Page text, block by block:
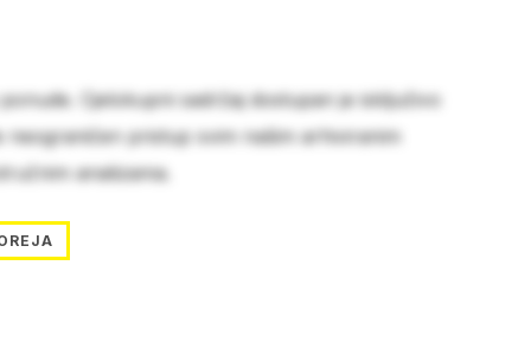
Cjelokupni sadržaj dostupan je isključivo
pristup svim našim arhiviranim
analizama.